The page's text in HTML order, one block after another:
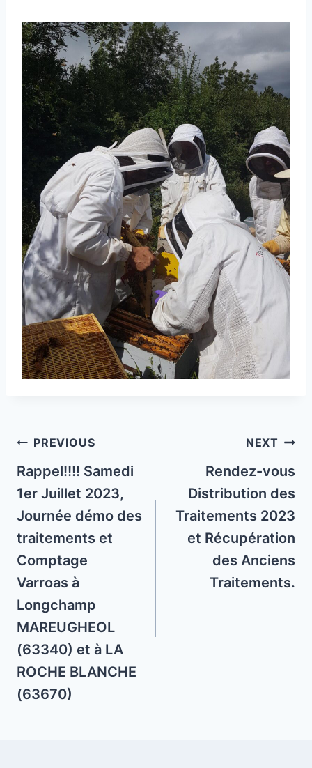
Post
navigation
PREVIOUS
Rappel!!!! Samedi
1er Juillet 2023,
Journée démo des
traitements et
Comptage
Varroas à
Longchamp
MAREUGHEOL
(63340) et à LA
ROCHE BLANCHE
(63670)
NEXT
Rendez-vous
Distribution des
Traitements 2023
et Récupération
des Anciens
Traitements.